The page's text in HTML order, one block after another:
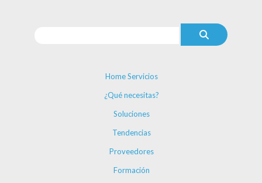
Home Servicios
¿Qué necesitas?
Soluciones
Tendencias
Proveedores
Formación